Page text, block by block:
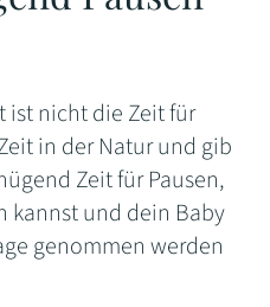
ist nicht die Zeit für
in der Natur und gib
Zeit für Pausen,
kannst und dein Baby
genommen werden